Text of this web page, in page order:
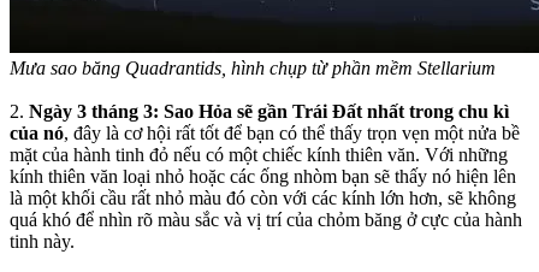
Mưa sao băng Quadrantids, hình chụp từ phần mềm Stellarium
2. Ngày 3 tháng 3: Sao Hỏa sẽ gần Trái Đất nhất trong chu kì
của nó, đây là cơ hội rất tốt để bạn có thể thấy trọn vẹn một nửa bề
mặt của hành tinh đỏ nếu có một chiếc kính thiên văn. Với những
kính thiên văn loại nhỏ hoặc các ống nhòm bạn sẽ thấy nó hiện lên
là một khối cầu rất nhỏ màu đó còn với các kính lớn hơn, sẽ không
quá khó để nhìn rõ màu sắc và vị trí của chỏm băng ở cực của hành
tinh này.